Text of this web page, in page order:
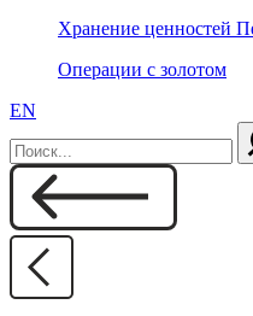
Хранение ценностей
Операции с золотом
EN